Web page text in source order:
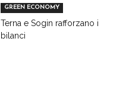
GREEN ECONOMY
Terna e Sogin rafforzano i
bilanci